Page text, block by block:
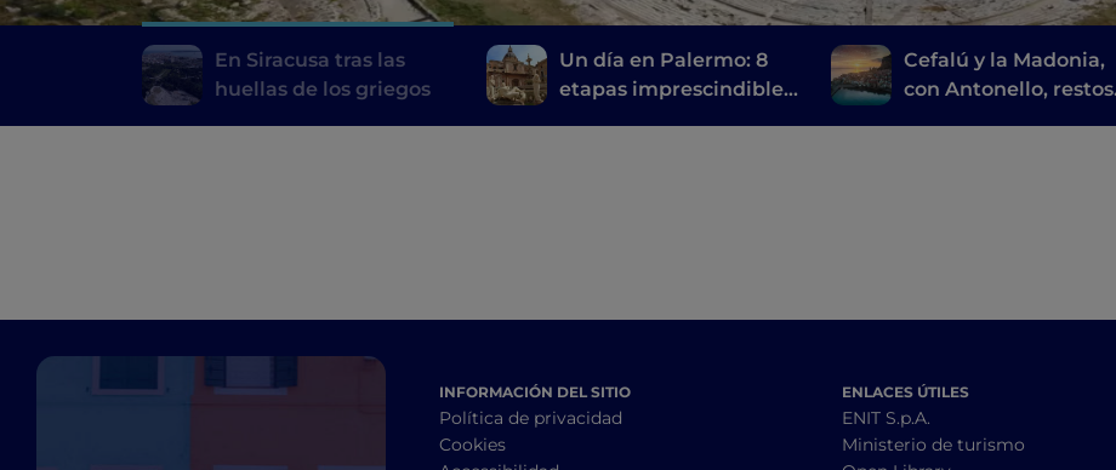
En Siracusa tras las
huellas de los griegos
Un día en Palermo: 8
etapas imprescindibles
Cefalú y la Madonia,
con Antonello, restos
INFORMACIÓN DEL SITIO
Política de privacidad
Cookies
ENLACES ÚTILES
ENIT S.p.A.
Ministerio de turismo